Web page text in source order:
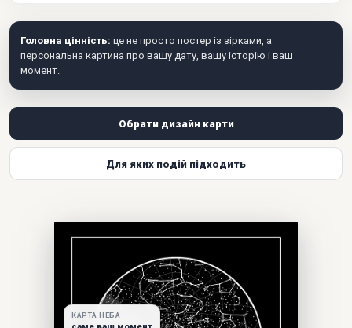
КАРТА НЕБА
Головна цінність: це не просто постер із зірками, а
персональна картина про вашу дату, вашу історію і ваш
момент.
Обрати дизайн карти
Для яких подій підходить